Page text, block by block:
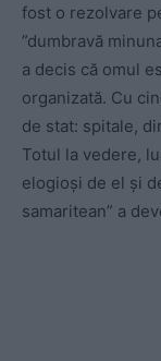
fost o rezolvare
”dumbravă
a decis că omul
organizată. Cu
de stat: spitale,
Totul la vedere,
elogioși de el și
samaritean” a